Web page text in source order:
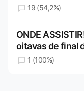
19 (54,2%)
ONDE
oitavas de final
1 (100%)